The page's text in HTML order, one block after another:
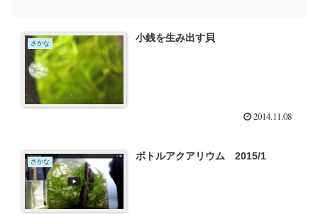
さかな 小銭を生み出す貝
2014.11.08
さかな ボトルアクアリウム 2015/1